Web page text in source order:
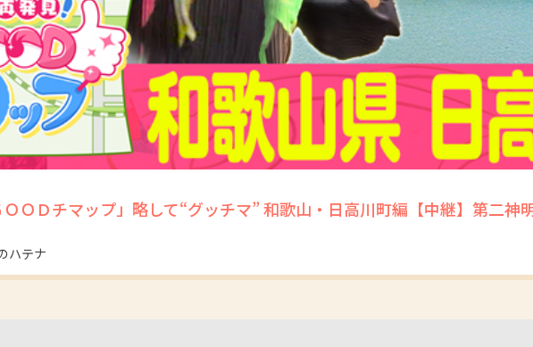
ＯＯＤチマップ」略して“グッチマ” 和歌山・日高川町編【中継】第二
ハテナ